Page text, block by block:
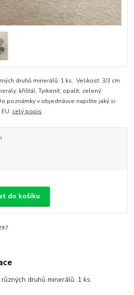
druhů minerálů. 1 ks. Velikost: 3/3 cm.
křišťál, Tyrkenit, opalit, zelený
poznámky v objednávce napište jaký si
celý popis
do košíku
druhů minerálů. 1 ks.